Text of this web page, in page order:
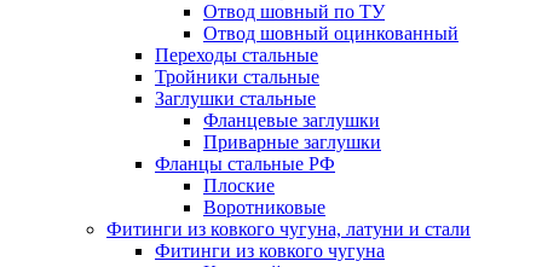
Отвод шовный по ТУ
Отвод шовный оцинкованный
Переходы стальные
Тройники стальные
Заглушки стальные
Фланцевые заглушки
Приварные заглушки
Фланцы стальные РФ
Плоские
Воротниковые
Фитинги из ковкого чугуна, латуни и стали
Фитинги из ковкого чугуна